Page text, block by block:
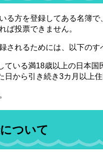
方を登録してある名簿で
ば投票できません。
れるためには、以下のす
ている満18歳以上の日本国
日から引き続き3カ月以上
ついて